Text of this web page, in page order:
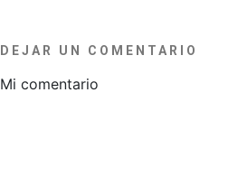
DEJAR UN COMENTARIO
Mi comentario